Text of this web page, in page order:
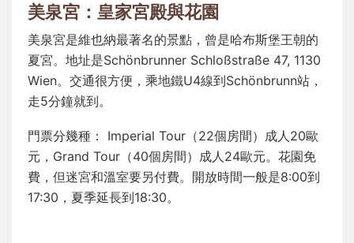
美泉宮：皇家宮殿與花園
美泉宮是維也納最著名的景點，曾是哈布斯堡王朝的
夏宮。地址是Schönbrunner Schloßstraße 47, 1130
Wien。交通很方便，乘地鐵U4線到Schönbrunn站，
走5分鐘就到。
門票分幾種： Imperial Tour（22個房間）成人20歐
元，Grand Tour（40個房間）成人24歐元。花園免
費，但迷宮和溫室要另付費。開放時間一般是8:00到
17:30，夏季延長到18:30。